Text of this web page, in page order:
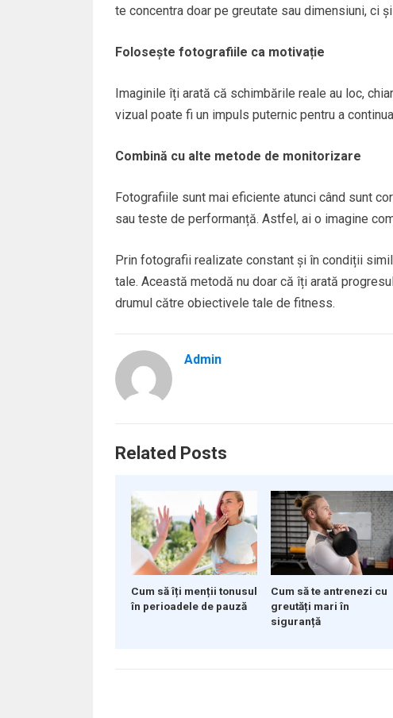
te concentra doar pe greutate sau dimensiuni, ci
Folosește fotografiile ca motivație
Imaginile îți arată că schimbările reale au loc,
vizual poate fi un impuls puternic pentru a
Combină cu alte metode de monitorizare
Fotografiile sunt mai eficiente atunci când sunt
sau teste de performanță. Astfel, ai o imagine
Prin fotografii realizate constant și în condiții
tale. Această metodă nu doar că îți arată
drumul către obiectivele tale de fitness.
Admin
Related Posts
Cum să îți menții tonusul
în perioadele de pauză
Cum să te antrenezi cu
greutăți mari în
siguranță